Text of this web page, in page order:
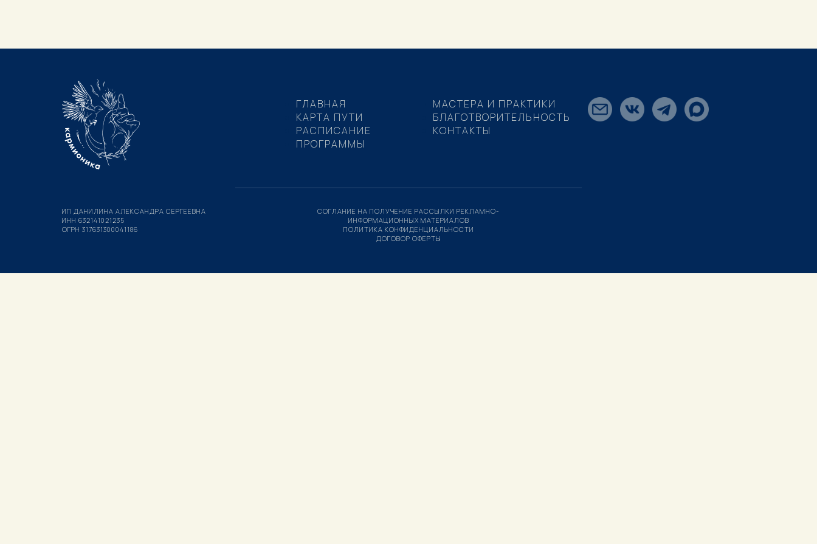
ГЛАВНАЯ
КАРТА ПУТИ
РАСПИСАНИЕ
ПРОГРАММЫ
МАСТЕРА И ПРАКТИКИ
БЛАГОТВОРИТЕЛЬНОСТЬ
КОНТАКТЫ
ИП ДАНИЛИНА АЛЕКСАНДРА СЕРГЕЕВНА
ИНН 632141021235
ОГРН 317631300041186
СОГЛАНИЕ НА ПОЛУЧЕНИЕ РАССЫЛКИ РЕКЛАМНО-
ИНФОРМАЦИОННЫХ МАТЕРИАЛОВ
ПОЛИТИКА КОНФИДЕНЦИАЛЬНОСТИ
ДОГОВОР ОФЕРТЫ